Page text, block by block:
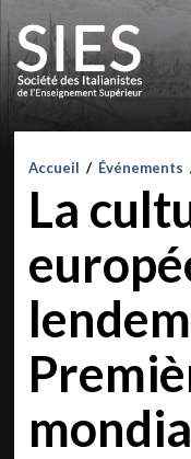
Accueil / Événements
La